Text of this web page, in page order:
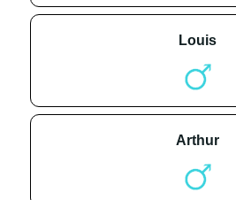
louis
arthur